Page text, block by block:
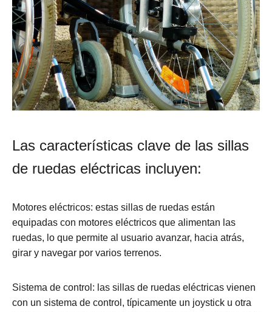
Las características clave de las sillas
de ruedas eléctricas incluyen:
Motores eléctricos: estas sillas de ruedas están
equipadas con motores eléctricos que alimentan las
ruedas, lo que permite al usuario avanzar, hacia atrás,
girar y navegar por varios terrenos.
Sistema de control: las sillas de ruedas eléctricas vienen
con un sistema de control, típicamente un joystick u otra